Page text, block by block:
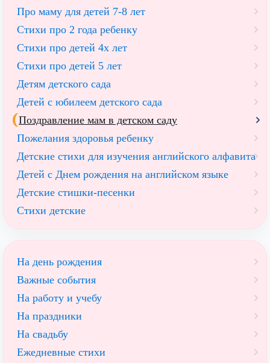
Про маму для детей 7-8 лет
Стихи про 2 года ребенку
Стихи про детей 4х лет
Стихи про детей 5 лет
Детям детского сада
Детей с юбилеем детского сада
Поздравление мам в детском саду
Пожелания здоровья ребенку
Детские стихи для изучения английского алфавита
Детей с Днем рождения на английском языке
Детские стишки-песенки
Стихи детские
На день рождения
Важные события
На работу и учебу
На праздники
На свадьбу
Ежедневные стихи